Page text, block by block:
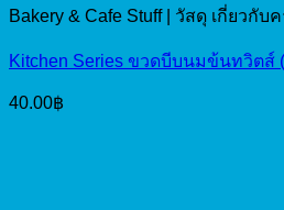
Bakery & Cafe Stuff | วัสดุ เกี่ยวกับ
Kitchen Series ขวดบีบนมข้นทวิตส์
40.00฿